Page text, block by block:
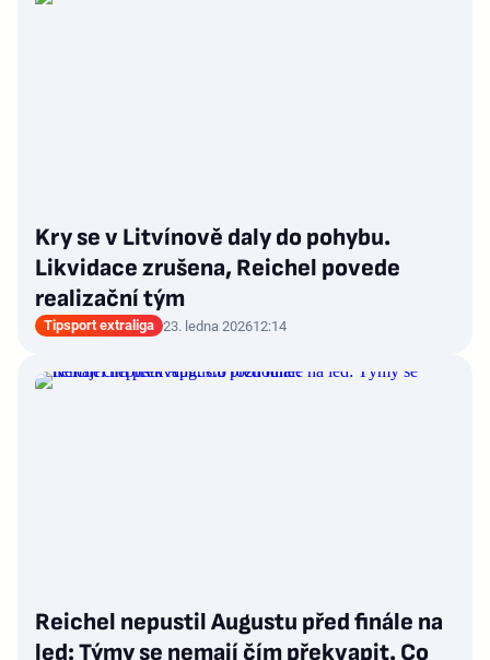
Kry se v Litvínově daly do pohybu.
Likvidace zrušena, Reichel povede
realizační tým
Tipsport extraliga 23. ledna 202612:14
Reichel nepustil Augustu před finále na
led: Týmy se nemají čím překvapit. Co